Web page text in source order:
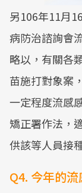
另106年11月
病防治諮詢會
略以，有關各
苗施打對象案
一定程度流感
矯正署作法，
供該等人員接
Q4. 今年的